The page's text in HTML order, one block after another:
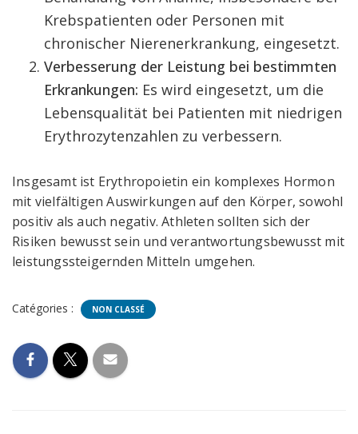
Krebspatienten oder Personen mit
chronischer Nierenerkrankung, eingesetzt.
Verbesserung der Leistung bei bestimmten
Erkrankungen: Es wird eingesetzt, um die
Lebensqualität bei Patienten mit niedrigen
Erythrozytenzahlen zu verbessern.
Insgesamt ist Erythropoietin ein komplexes Hormon
mit vielfältigen Auswirkungen auf den Körper, sowohl
positiv als auch negativ. Athleten sollten sich der
Risiken bewusst sein und verantwortungsbewusst mit
leistungssteigernden Mitteln umgehen.
Catégories : NON CLASSÉ